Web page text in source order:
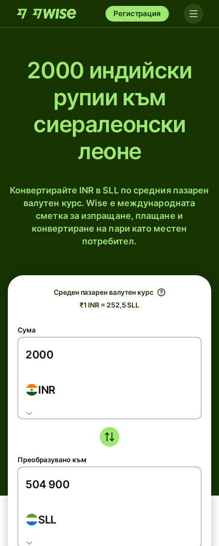
Регистрация
2000 индийски
рупии към
сиералеонски
леоне
Конвертирайте INR в SLL по средния пазарен
валутен курс. Wise е международната
сметка за изпращане, плащане и
конвертиране на пари като местен
потребител.
Среден пазарен валутен курс
₹1 INR = 252,5 SLL
Сума
INR
Преобразувано към
SLL